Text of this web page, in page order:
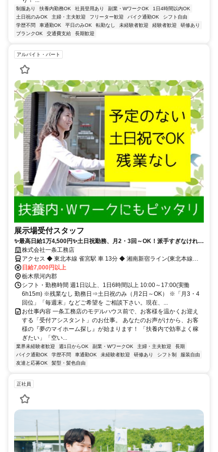
制服あり 扶養内勤務OK 社員登用あり 副業・WワークOK
1日4時間以内OK
土日祝のみOK
主婦・主夫歓迎 フリーター歓迎 バイク通勤OK
シフト自由
学歴不問
車通勤OK 平日のみOK 転勤なし 未経験者歓迎 経験者歓迎
研修あり
ブランクOK
交通費支給 長期歓迎
アルバイト・パート
展示場受付スタッフ
✨最高日給1万4,500円✨土日祝勤務、月2・3回～OK！派手すぎなけれ
ば、ネイルやピアスもOK！
株式会社一条工務店
アクセス ◆ 東北本線 雀宮駅 車 13分 ◆ 湘南新宿ライン(東北本線－
横須賀線) 雀宮駅 車 13分 ◆ 東武宇都宮線 西川田駅 車 16分 ◆ 東武宇
都宮線 安塚駅 車 19分 ◆ 東武宇都宮線 江曽島駅 車 20分
日給7,000円以上
栃木県河内郡
シフト・勤務時間 週1日以上、1日6時間以上 10:00～17:00(実働
6h15m) ※残業なし 勤務日⇒土日祝のみ（月2日～OK） ※「月3・4
回位」「毎週末」などご希望を ご相談下さい。現在、...
お仕事内容 一条工務店のモデルハウス前で、お客様を温かくお迎え
する「受付アシスタント」のお仕事。 あなたのお声がけから、お客
様の『夢のマイホーム探し』が始まります！ 「扶養内で効率よく稼
ぎたい」「空い...
業界未経験者歓迎 週1日からOK 副業・WワークOK 主婦・主夫歓迎
長期
バイク通勤OK
学歴不問 車通勤OK 未経験者歓迎 研修あり シフト制
服装自由
友達と応募OK
髪型・髪色自由
正社員